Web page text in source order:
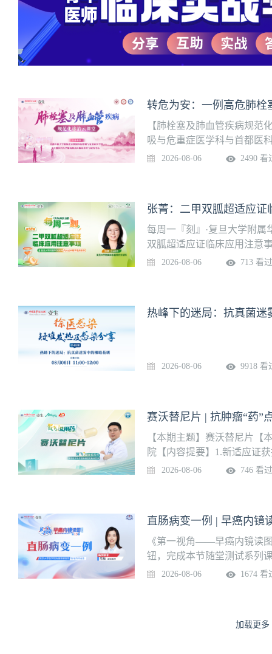
【肺栓塞及肺血管疾病规范
吸与危重症医学科与首都医
题讲课+线上讨论”的模式，
女性，因“伤致左下肢肿痛
危/E级急性肺栓塞。在多学
疗，患者最终转危为安。但
白降低、脂肪酶及淀粉酶升
2026-08-06 2490 看
张菁：二甲双胍超适应
每周一『刻』·复旦大学附
双胍超适应证临床应用注意
2026-08-06 713 看过
2026-08-06 9918 看
赛沃替尼片 | 抗肿瘤“药”
【本期主题】赛沃替尼片【
院【内容提要】1.新适应证
制5.数据：抑制效力（IC₅₀
理训练营
2026-08-06 746 看过
直肠病变一例 | 早癌内镜
《第一视角——早癌内镜读
钮，完成本节随堂测试系列
任医师指导、早癌亚专科策
院消化内科本系列课程由南
2026-08-06 1674 看
加载更多